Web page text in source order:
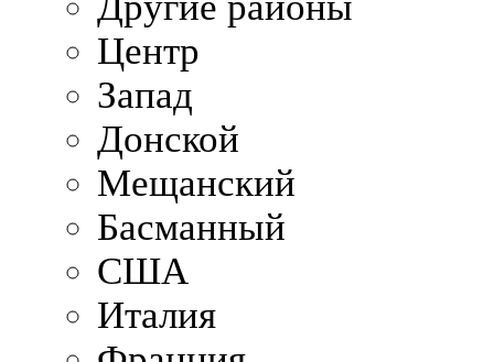
Центр
Запад
Донской
Мещанский
Басманный
США
Италия